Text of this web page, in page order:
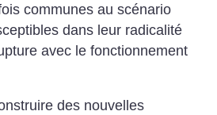
communes au scénario
dans leur radicalité
avec le fonctionnement
des nouvelles